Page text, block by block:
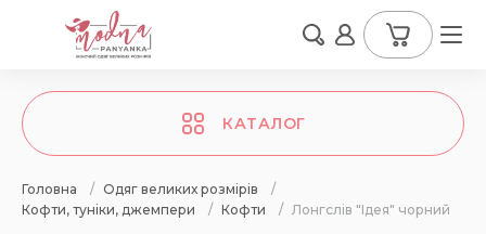
КАТАЛОГ
Головна / Одяг великих розмірів
/
Кофти, туніки, джемпери
/ Кофти / Лонгслів "Ідея" чорний